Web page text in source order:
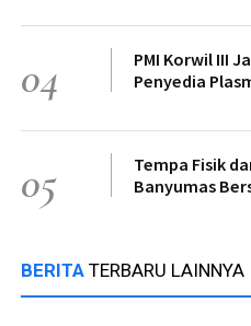
04
PMI Korwil III
Penyedia
05
Tempa Fisik
Banyumas
BERITA TERBARU LAINNYA